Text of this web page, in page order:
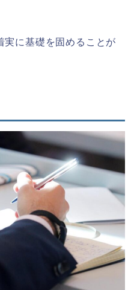
実に基礎を固めることが